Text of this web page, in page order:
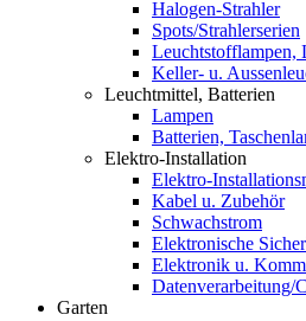
Halogen-Strahler
Spots/Strahlerserien
Leuchtstofflampen,
Keller- u.
Leuchtmittel, Batterien
Lampen
Batterien,
Elektro-Installation
Elektro-
Kabel u. Zubehör
Schwachstrom
Elektronische
Elektronik u.
Datenverarbeitung/
Garten